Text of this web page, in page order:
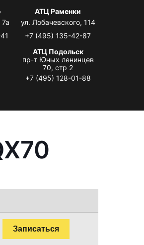
АТЦ Раменки
ул. Лобачевского, 114
+7 (495) 135-42-87
АТЦ Подольск
пр-т Юных ленинцев
70, стр 2
+7 (495) 128-01-88
Записаться